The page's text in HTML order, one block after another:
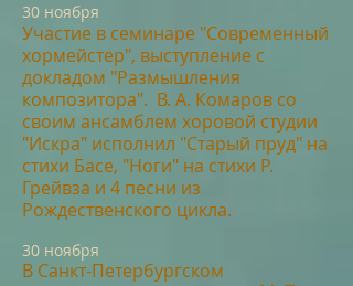
30 ноября
Участие в семинаре "Современный
хормейстер", выступление с
докладом "Размышления
композитора". В. А. Комаров со
своим ансамблем хоровой студии
"Искра" исполнил "Старый пруд" на
стихи Басе, "Ноги" на стихи Р.
Грейвза и 4 песни из
Рождественского цикла.
30 ноября
В Санкт-Петербургском